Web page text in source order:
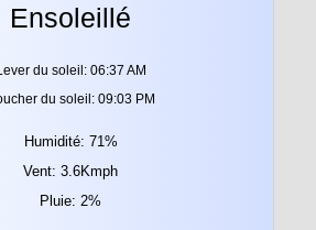
Ensoleillé
du soleil: 06:37 AM
du soleil: 09:03 PM
Humidité: 71%
Vent: 3.6Kmph
Pluie: 2%